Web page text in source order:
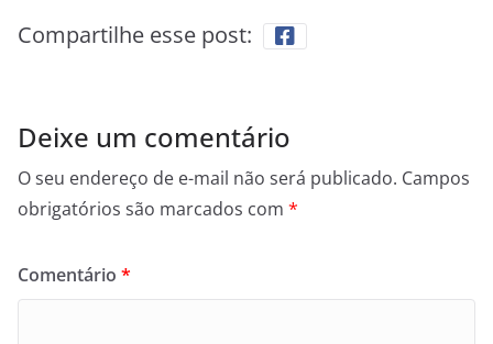
Compartilhe esse post:
Deixe um comentário
O seu endereço de e-mail não será publicado. Campos
obrigatórios são marcados com *
Comentário *